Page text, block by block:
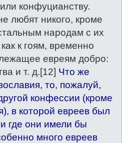
конфуцианству.
любят никого, кроме
народам с их
к гоям, временно
евреям добро:
и т. д.[12] Что же
то, пожалуй,
конфессии (кроме
в которой евреев был
где они имели бы
много евреев